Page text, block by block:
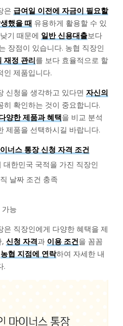
은 급여일 이전에 자금이 필요할
했을 때 유용하게 활용할 수 있
기 때문에 일반 신용대출보다
장점이 있습니다. 농협 직장인
재정 관리를 보다 효율적으로 할
인 제품입니다.
신청을 생각하고 있다면 자신의
히 확인하는 것이 중요합니다.
양한 제품과 혜택을 비교 분석
제품을 선택하시길 바랍니다.
너스 통장 신청 자격 조건
대한민국 국적을 가진 직장인
날짜 조건 충족
능
은 직장인에게 다양한 혜택을 제
신청 자격과 이용 조건을 꼼꼼
농협 지점에 연락하여 자세한 내
.